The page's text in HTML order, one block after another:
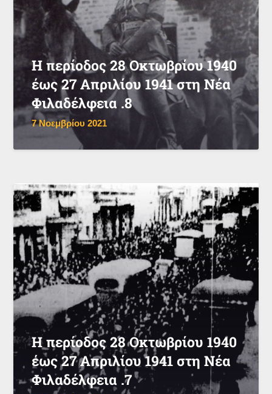
Η περίοδος 28 Οκτωβρίου 1940
έως 27 Απριλίου 1941 στη Νέα
Φιλαδέλφεια .8
7 Νοεμβρίου 2021
Η περίοδος 28 Οκτωβρίου 1940
έως 27 Απριλίου 1941 στη Νέα
Φιλαδέλφεια .7